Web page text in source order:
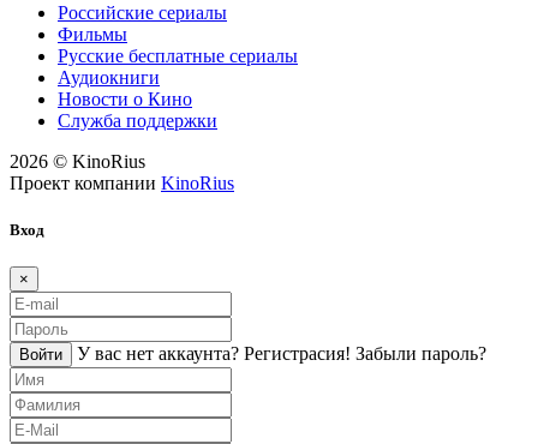
Российские сериалы
Фильмы
Русские бесплатные сериалы
Аудиокниги
Новости о Кино
Служба поддержки
2026 © KinoRius
Проект компании KinoRius
Вход
×
Войти У вас нет аккаунта? Регистраcия! Забыли пароль?